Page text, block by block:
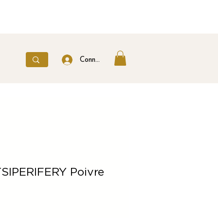
Connexion
Poivre